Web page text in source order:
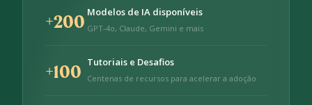
+200 Modelos de IA disponíveis
GPT-4o, Claude, Gemini e mais
+100 Tutoriais e Desafios
Centenas de recursos para acelerar a adoção